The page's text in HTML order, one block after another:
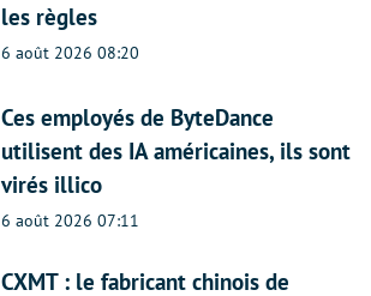
les règles
6 août 2026 08:20
Ces employés de ByteDance
utilisent des IA américaines, ils sont
virés illico
6 août 2026 07:11
CXMT : le fabricant chinois de